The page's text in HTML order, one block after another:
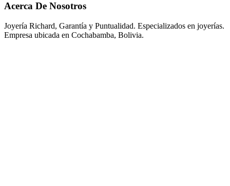
Acerca De Nosotros
Joyería Richard, Garantía y Puntualidad. Especializados en joyerías.
Empresa ubicada en Cochabamba, Bolivia.